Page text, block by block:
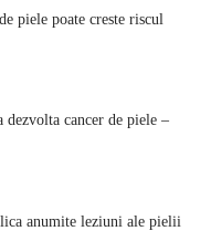
piele poate creste riscul
cancer de piele –
anumite leziuni ale pielii